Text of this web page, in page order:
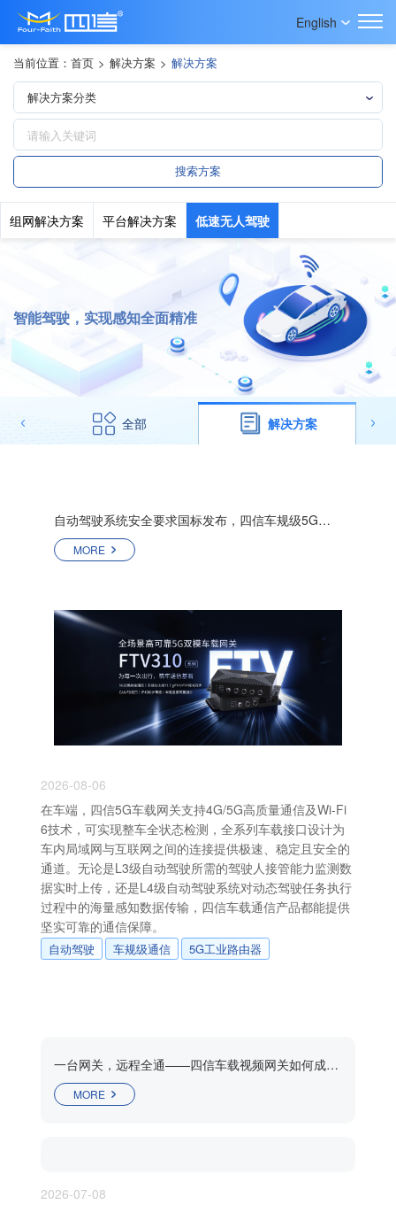
English
当前位置： 首页 > 解决方案 > 解决方案
组网解决方案 平台解决方案 低速无人驾驶
智能驾驶，实现感知全面精准
全部 解决方案
自动驾驶系统安全要求国标发布，四信车规级5G方案护航行业合规
MORE
2026-08-06
在车端，四信5G车载网关支持4G/5G高质量通信及Wi-Fi
6技术，可实现整车全状态检测，全系列车载接口设计为
车内局域网与互联网之间的连接提供极速、稳定且安全的
通道。无论是L3级自动驾驶所需的驾驶人接管能力监测数
据实时上传，还是L4级自动驾驶系统对动态驾驶任务执行
过程中的海量感知数据传输，四信车载通信产品都能提供
坚实可靠的通信保障。
自动驾驶 车规级通信 5G工业路由器
一台网关，远程全通——四信车载视频网关如何成为矿山“隐形驾驶员”？
MORE
2026-07-08